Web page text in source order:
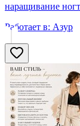
наращивание
Работает в: Азур